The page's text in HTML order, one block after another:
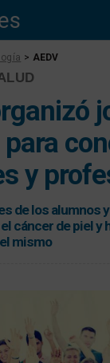
> AEDV
para
y
de los alumnos
cáncer de piel y
mismo